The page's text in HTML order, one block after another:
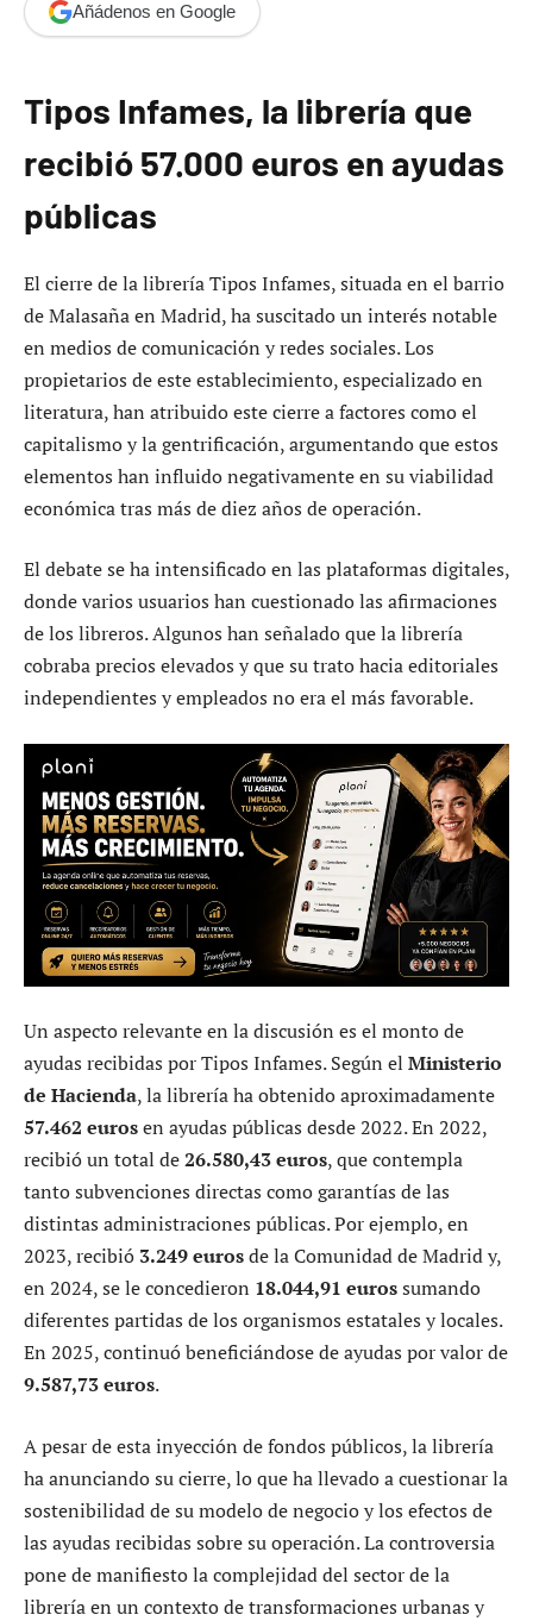
Añádenos en Google
Tipos Infames, la librería que
recibió 57.000 euros en ayudas
públicas
El cierre de la librería Tipos Infames, situada en el barrio
de Malasaña en Madrid, ha suscitado un interés notable
en medios de comunicación y redes sociales. Los
propietarios de este establecimiento, especializado en
literatura, han atribuido este cierre a factores como el
capitalismo y la gentrificación, argumentando que estos
elementos han influido negativamente en su viabilidad
económica tras más de diez años de operación.
El debate se ha intensificado en las plataformas digitales,
donde varios usuarios han cuestionado las afirmaciones
de los libreros. Algunos han señalado que la librería
cobraba precios elevados y que su trato hacia editoriales
independientes y empleados no era el más favorable.
Un aspecto relevante en la discusión es el monto de
ayudas recibidas por Tipos Infames. Según el Ministerio
de Hacienda, la librería ha obtenido aproximadamente
57.462 eurosen ayudas públicas desde 2022. En 2022,
recibió un total de26.580,43 euros, que contempla
tanto subvenciones directas como garantías de las
distintas administraciones públicas. Por ejemplo, en
2023, recibió 3.249 eurosde la Comunidad de Madrid y,
en 2024, se le concedieron 18.044,91 eurossumando
diferentes partidas de los organismos estatales y locales.
En 2025, continuó beneficiándose de ayudas por valor de
9.587,73 euros.
A pesar de esta inyección de fondos públicos, la librería
ha anunciando su cierre, lo que ha llevado a cuestionar la
sostenibilidad de su modelo de negocio y los efectos de
las ayudas recibidas sobre su operación. La controversia
pone de manifiesto la complejidad del sector de la
librería en un contexto de transformaciones urbanas y